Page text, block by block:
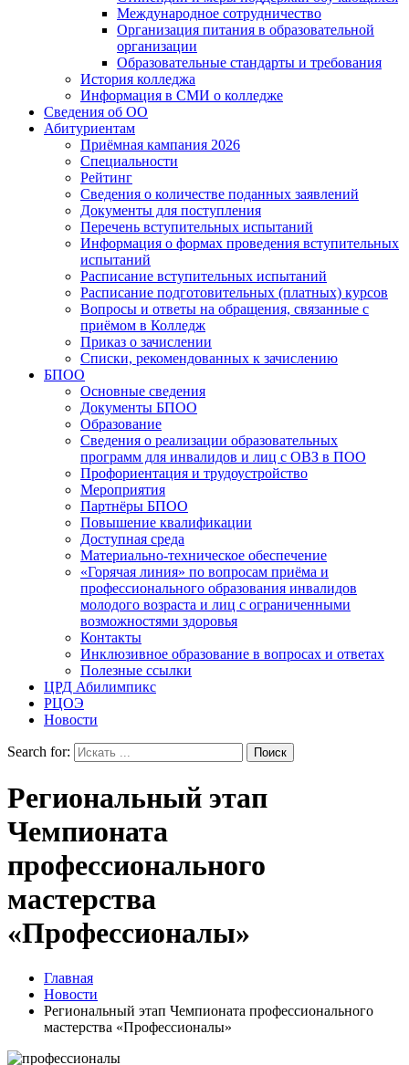
Международное сотрудничество
Организация питания в образовательной
организации
Образовательные стандарты и требования
История колледжа
Информация в СМИ о колледже
Сведения об ОО
Абитуриентам
Приёмная кампания 2026
Специальности
Рейтинг
Сведения о количестве поданных заявлений
Документы для поступления
Перечень вступительных испытаний
Информация о формах проведения вступительных
испытаний
Расписание вступительных испытаний
Расписание подготовительных (платных) курсов
Вопросы и ответы на обращения, связанные с
приёмом в Колледж
Приказ о зачислении
Списки, рекомендованных к зачислению
БПОО
Основные сведения
Документы БПОО
Образование
Сведения о реализации образовательных
программ для инвалидов и лиц с ОВЗ в ПОО
Профориентация и трудоустройство
Мероприятия
Партнёры БПОО
Повышение квалификации
Доступная среда
Материально-техническое обеспечение
«Горячая линия» по вопросам приёма и
профессионального образования инвалидов
молодого возраста и лиц с ограниченными
возможностями здоровья
Контакты
Инклюзивное образование в вопросах и ответах
Полезные ссылки
ЦРД Абилимпикс
РЦОЭ
Новости
Search for:
Региональный этап
Чемпионата
профессионального
мастерства
«Профессионалы»
Главная
Новости
Региональный этап Чемпионата профессионального
мастерства «Профессионалы»